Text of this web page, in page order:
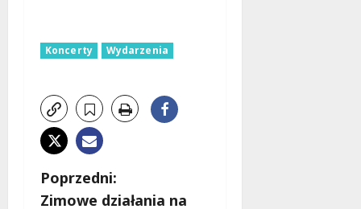
Koncerty Wydarzenia
Z
Poprzedni:
Zimowe działania na